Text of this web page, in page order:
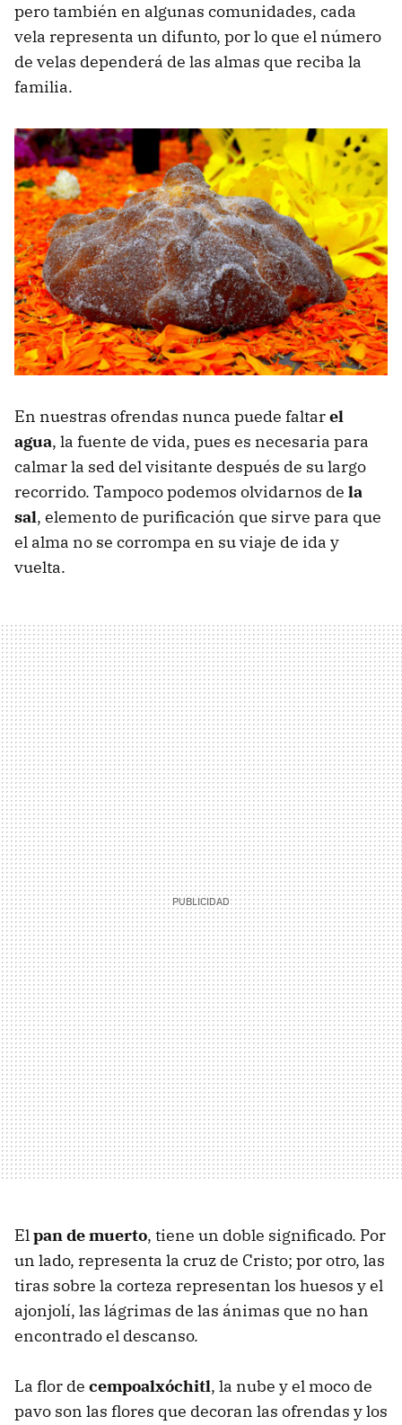
pero también en algunas comunidades, cada
vela representa un difunto, por lo que el número
de velas dependerá de las almas que reciba la
familia.
En nuestras ofrendas nunca puede faltarel
agua, la fuente de vida, pues es necesaria para
calmar la sed del visitante después de su largo
recorrido. Tampoco podemos olvidarnos de la
sal, elemento de purificación que sirve para que
el alma no se corrompa en su viaje de ida y
vuelta.
Elpan de muerto, tiene un doble significado. Por
un lado, representa la cruz de Cristo; por otro, las
tiras sobre la corteza representan los huesos y el
ajonjolí, las lágrimas de las ánimas que no han
encontrado el descanso.
La flor de cempoalxóchitl, la nube y el moco de
pavo son las flores que decoran las ofrendas y los